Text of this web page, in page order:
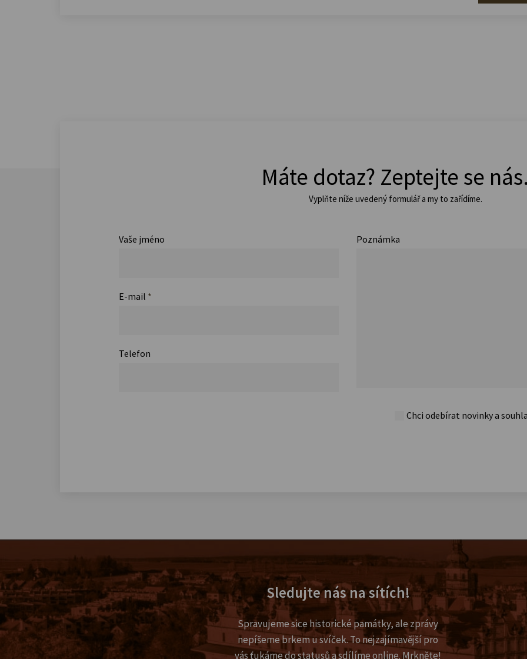
Máte dotaz? Zeptejte se
Vyplňte níže uvedený formulář a my to zařídíme.
Vaše jméno
E-mail *
Telefon
Poznámka
Chci odebírat novinky a
Sledujte nás na sítích!
Spravujeme sice historické památky, ale zprávy
nepíšeme brkem u svíček. To nejzajímavější pro
vás ťukáme do statusů a sdílíme online. Mrkněte!